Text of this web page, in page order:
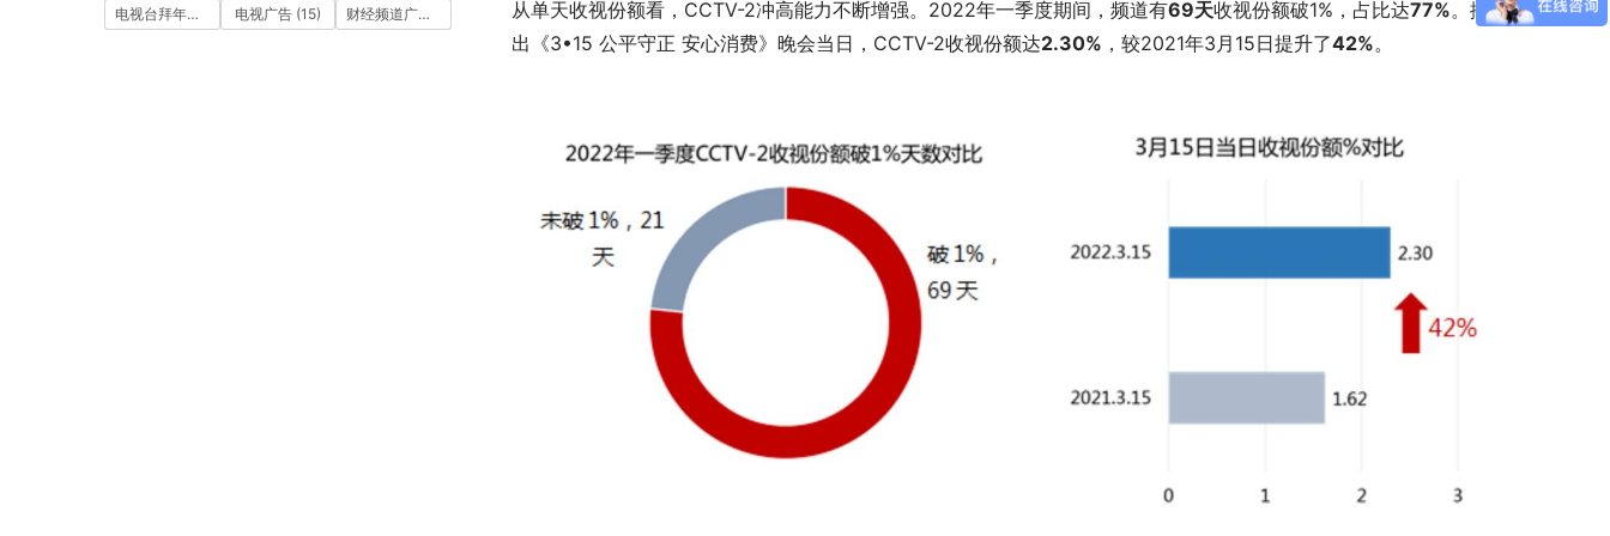
从单天收视份额看，CCTV-2冲高能力不断增强。2022年一季度期间，频道有69天收视份额破1%，占比达77%。播
出《3•15 公平守正 安心消费》晚会当日，CCTV-2收视份额达2.30% ，较2021年3月15日提升了42%。
电视台拜年广告 (7)电视广告(15) 财经频道广告